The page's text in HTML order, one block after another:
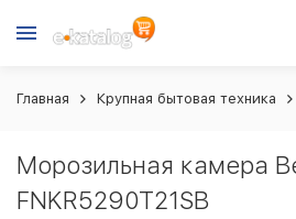
Главная Крупная бытовая техника
Морозильная камера
FNKR5290T21SB